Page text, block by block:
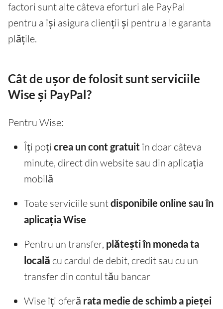
factori sunt alte câteva eforturi ale PayPal
pentru a își asigura clienții și pentru a le garanta
plățile.
Cât de ușor de folosit sunt serviciile
Wise și PayPal?
Pentru Wise:
Îți poți crea un cont gratuit în doar câteva
minute, direct din website sau din aplicația
mobilă
Toate serviciile suntdisponibile online sau în
aplicația Wise
Pentru un transfer, plătești în moneda ta
locală cu cardul de debit, credit sau cu un
transfer din contul tău bancar
Wise îți oferă rata medie de schimb a pieței